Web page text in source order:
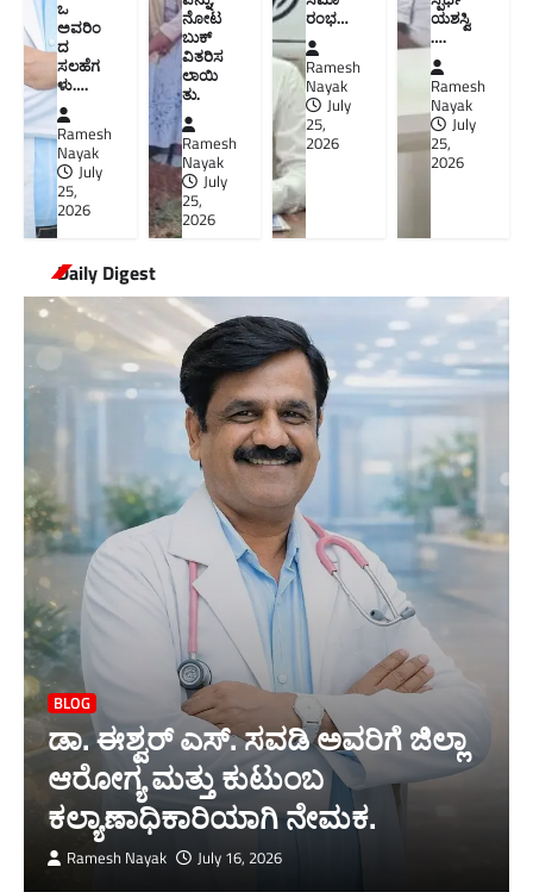
ಒ
ಅವರಿಂ
ದ
ಸಲಹೆಗ
ಳು….
Ramesh
Nayak
July
25,
2026
ನೋಟ
ಬುಕ್
ವಿತರಿಸ
ಲಾಯಿ
ತು.
Ramesh
Nayak
July
25,
2026
ರಂಭ…
Ramesh
Nayak
July
25,
2026
ಯಶಸ್ವಿ
….
Ramesh
Nayak
July
25,
2026
Daily Digest
BLOG
ಡಾ. ಈಶ್ವರ್ ಎಸ್. ಸವಡಿ ಅವರಿಗೆ ಜಿಲ್ಲಾ
ಆರೋಗ್ಯ ಮತ್ತು ಕುಟುಂಬ
ಕಲ್ಯಾಣಾಧಿಕಾರಿಯಾಗಿ ನೇಮಕ.
Ramesh Nayak July 16, 2026